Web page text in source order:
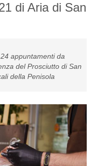
di Aria di San
appuntamenti da
del Prosciutto di San
della Penisola